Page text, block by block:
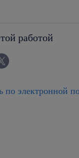
работой
по электронной